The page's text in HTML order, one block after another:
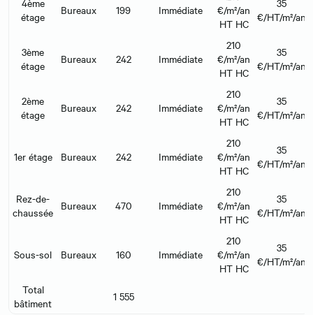
étage
Bureaux 199 Immédiate
€/m²/an
HT HC
€/HT/m²/an
3ème
étage
Bureaux 242 Immédiate
210
€/m²/an
HT HC
35
€/HT/m²/an
2ème
étage
Bureaux 242 Immédiate
210
€/m²/an
HT HC
35
€/HT/m²/an
1er étage Bureaux 242 Immédiate
210
€/m²/an
HT HC
35
€/HT/m²/an
Rez-de-
chaussée Bureaux 470 Immédiate
210
€/m²/an
HT HC
35
€/HT/m²/an
Sous-sol Bureaux 160 Immédiate
210
€/m²/an
HT HC
35
€/HT/m²/an
Total
bâtiment
1 555